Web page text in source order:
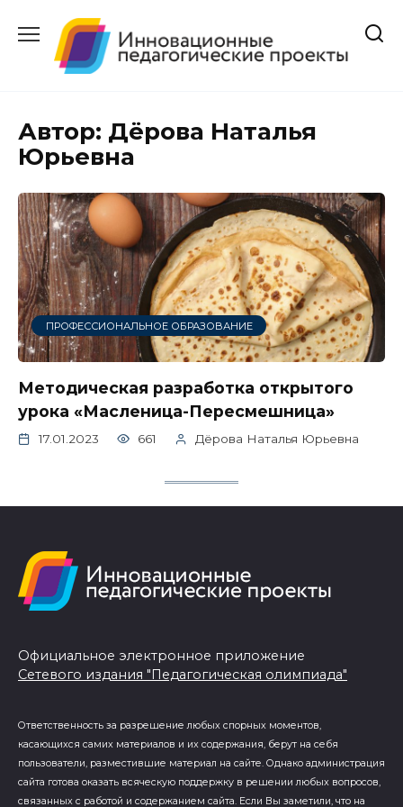
содержанию
Автор: Дёрова Наталья
Юрьевна
ПРОФЕССИОНАЛЬНОЕ ОБРАЗОВАНИЕ
Методическая разработка открытого
урока «Масленица-Пересмешница»
17.01.2023 661 Дёрова Наталья Юрьевна
Официальное электронное приложение
Сетевого издания "Педагогическая олимпиада"
Ответственность за разрешение любых спорных моментов,
касающихся самих материалов и их содержания, берут на себя
пользователи, разместившие материал на сайте. Однако администрация
сайта готова оказать всяческую поддержку в решении любых вопросов,
связанных с работой и содержанием сайта. Если Вы заметили, что на